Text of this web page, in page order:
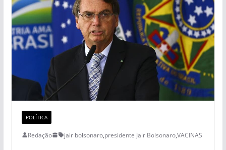
POLÍTICA
Redação jair bolsonaro,presidente Jair Bolsonaro,VACINAS